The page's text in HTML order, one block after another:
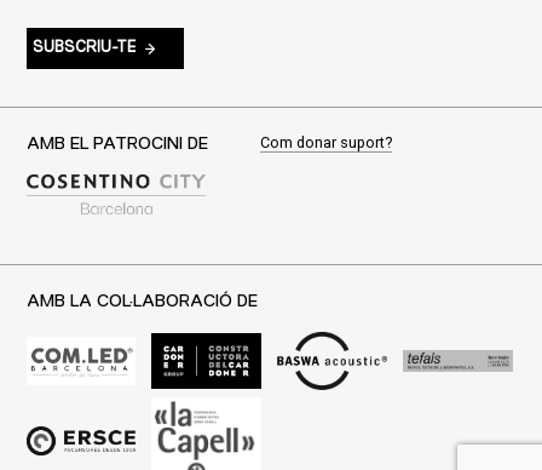
SUBSCRIU-TE
AMB EL PATROCINI DE Com donar suport?
AMB LA COL·LABORACIÓ DE